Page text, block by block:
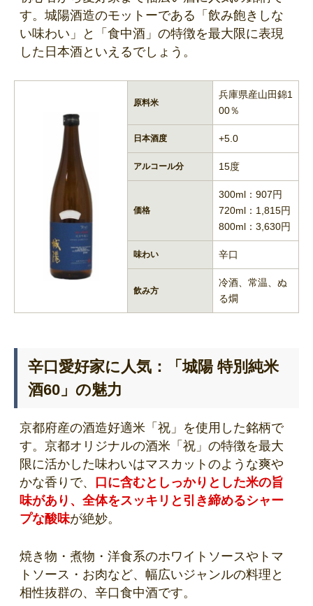
す。城陽酒造のモットーである「飲み飽きしな
い味わい」と「食中酒」の特徴を最大限に表現
した日本酒といえるでしょう。
原料米
兵庫県産山田錦1
00％
日本酒度 +5.0
アルコール分 15度
価格
300ml：907円
720ml：1,815円
800ml：3,630円
味わい 辛口
飲み方
冷酒、常温、ぬ
る燗
辛口愛好家に人気：「城陽 特別純米
酒60」の魅力
京都府産の酒造好適米「祝」を使用した銘柄で
す。京都オリジナルの酒米「祝」の特徴を最大
限に活かした味わいはマスカットのような爽や
かな香りで、
口に含むとしっかりとした米の旨
味があり、全体をスッキリと引き締めるシャー
プな酸味が絶妙。
焼き物・煮物・洋食系のホワイトソースやトマ
トソース・お肉など、幅広いジャンルの料理と
相性抜群の、辛口食中酒です。